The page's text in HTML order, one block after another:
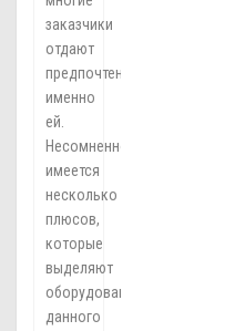
заказчики
отдают
предпочтение
именно
ей.
Несомненно,
имеется
несколько
плюсов,
которые
выделяют
оборудование
данного